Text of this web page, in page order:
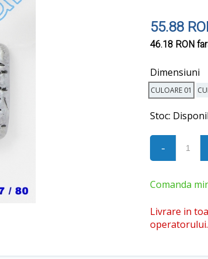
55.88
46.18 RON
Dimensiuni
CULOARE 01
Stoc:
-
Comanda
Livrare in
operatorului.